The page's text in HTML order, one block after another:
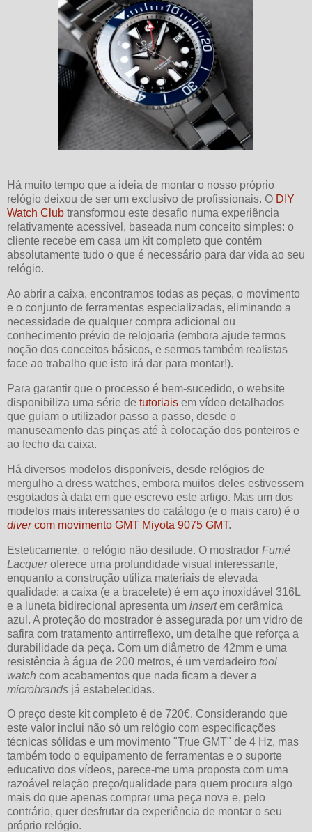
Há muito tempo que a ideia de montar o nosso próprio
relógio deixou de ser um exclusivo de profissionais. O DIY
Watch Club transformou este desafio numa experiência
relativamente acessível, baseada num conceito simples: o
cliente recebe em casa um kit completo que contém
absolutamente tudo o que é necessário para dar vida ao seu
relógio.
Ao abrir a caixa, encontramos todas as peças, o movimento
e o conjunto de ferramentas especializadas, eliminando a
necessidade de qualquer compra adicional ou
conhecimento prévio de relojoaria (embora ajude termos
noção dos conceitos básicos, e sermos também realistas
face ao trabalho que isto irá dar para montar!).
Para garantir que o processo é bem-sucedido, o website
disponibiliza uma série de tutoriais em vídeo detalhados
que guiam o utilizador passo a passo, desde o
manuseamento das pinças até à colocação dos ponteiros e
ao fecho da caixa.
Há diversos modelos disponíveis, desde relógios de
mergulho a dress watches, embora muitos deles estivessem
esgotados à data em que escrevo este artigo. Mas um dos
modelos mais interessantes do catálogo (e o mais caro) é o
divercom movimento GMT Miyota 9075 GMT.
Esteticamente, o relógio não desilude. O mostrador Fumé
Lacqueroferece uma profundidade visual interessante,
enquanto a construção utiliza materiais de elevada
qualidade: a caixa (e a bracelete) é em aço inoxidável 316L
e a luneta bidirecional apresenta um insertem cerâmica
azul. A proteção do mostrador é assegurada por um vidro de
safira com tratamento antirreflexo, um detalhe que reforça a
durabilidade da peça. Com um diâmetro de 42mm e uma
resistência à água de 200 metros, é um verdadeiro tool
watch com acabamentos que nada ficam a dever a
microbrands já estabelecidas.
O preço deste kit completo é de 720€. Considerando que
este valor inclui não só um relógio com especificações
técnicas sólidas e um movimento "True GMT" de 4 Hz, mas
também todo o equipamento de ferramentas e o suporte
educativo dos vídeos, parece-me uma proposta com uma
razoável relação preço/qualidade para quem procura algo
mais do que apenas comprar uma peça nova e, pelo
contrário, quer desfrutar da experiência de montar o seu
próprio relógio.